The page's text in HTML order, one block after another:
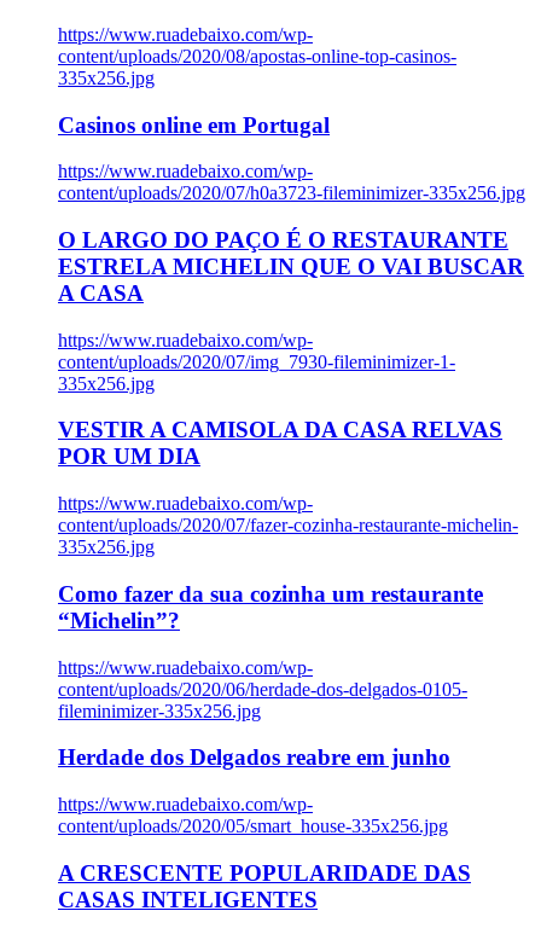
https://www.ruadebaixo.com/wp-
content/uploads/2020/08/apostas-online-top-casinos-
335x256.jpg
Casinos online em Portugal
https://www.ruadebaixo.com/wp-
content/uploads/2020/07/h0a3723-fileminimizer-335x256.jpg
O LARGO DO PAÇO É O RESTAURANTE
ESTRELA MICHELIN QUE O VAI BUSCAR
A CASA
https://www.ruadebaixo.com/wp-
content/uploads/2020/07/img_7930-fileminimizer-1-
335x256.jpg
VESTIR A CAMISOLA DA CASA RELVAS
POR UM DIA
https://www.ruadebaixo.com/wp-
content/uploads/2020/07/fazer-cozinha-restaurante-michelin-
335x256.jpg
Como fazer da sua cozinha um restaurante
“Michelin”?
https://www.ruadebaixo.com/wp-
content/uploads/2020/06/herdade-dos-delgados-0105-
fileminimizer-335x256.jpg
Herdade dos Delgados reabre em junho
https://www.ruadebaixo.com/wp-
content/uploads/2020/05/smart_house-335x256.jpg
A CRESCENTE POPULARIDADE DAS
CASAS INTELIGENTES